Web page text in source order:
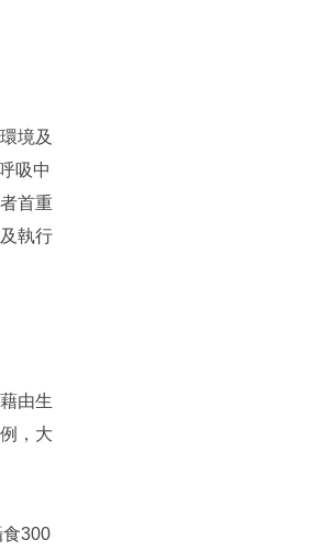
境及
吸中
首重
執行
由生
，大
300